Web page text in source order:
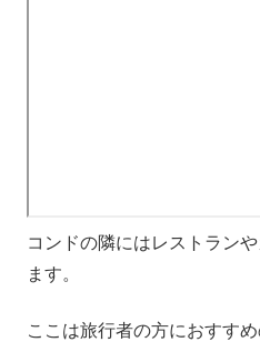
コンドの隣にはレストラン
ます。
ここは旅行者の方におすすめ